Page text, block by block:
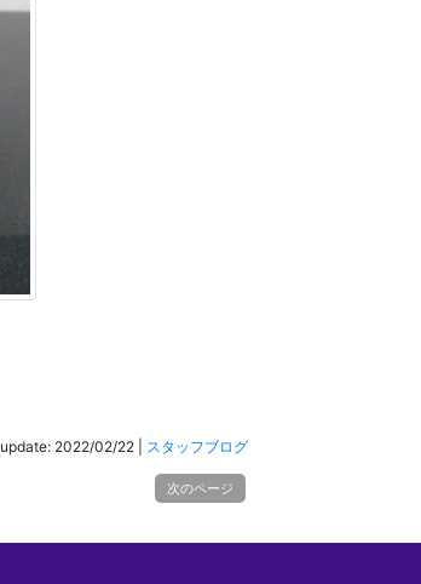
update: 2022/02/22 スタッフブログ
次のページ